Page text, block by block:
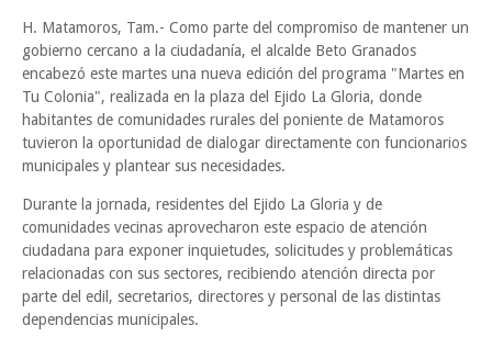
H. Matamoros, Tam.- Como parte del compromiso de mantener un
gobierno cercano a la ciudadanía, el alcalde Beto Granados
encabezó este martes una nueva edición del programa "Martes en
Tu Colonia", realizada en la plaza del Ejido La Gloria, donde
habitantes de comunidades rurales del poniente de Matamoros
tuvieron la oportunidad de dialogar directamente con funcionarios
municipales y plantear sus necesidades.
Durante la jornada, residentes del Ejido La Gloria y de
comunidades vecinas aprovecharon este espacio de atención
ciudadana para exponer inquietudes, solicitudes y problemáticas
relacionadas con sus sectores, recibiendo atención directa por
parte del edil, secretarios, directores y personal de las distintas
dependencias municipales.